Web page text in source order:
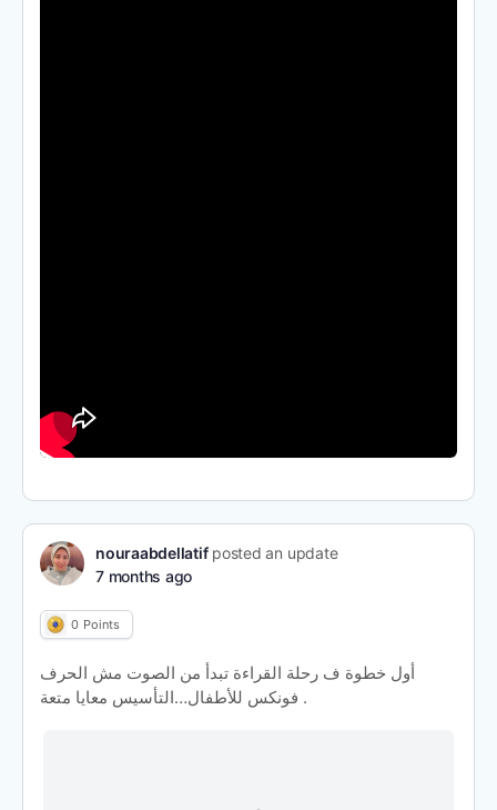
nouraabdellatifposted an update
7 months ago
0 Points
أول خطوة ف رحلة القراءة تبدأ من الصوت مش الحرف
فونكس للأطفال…التأسيس معايا متعة .